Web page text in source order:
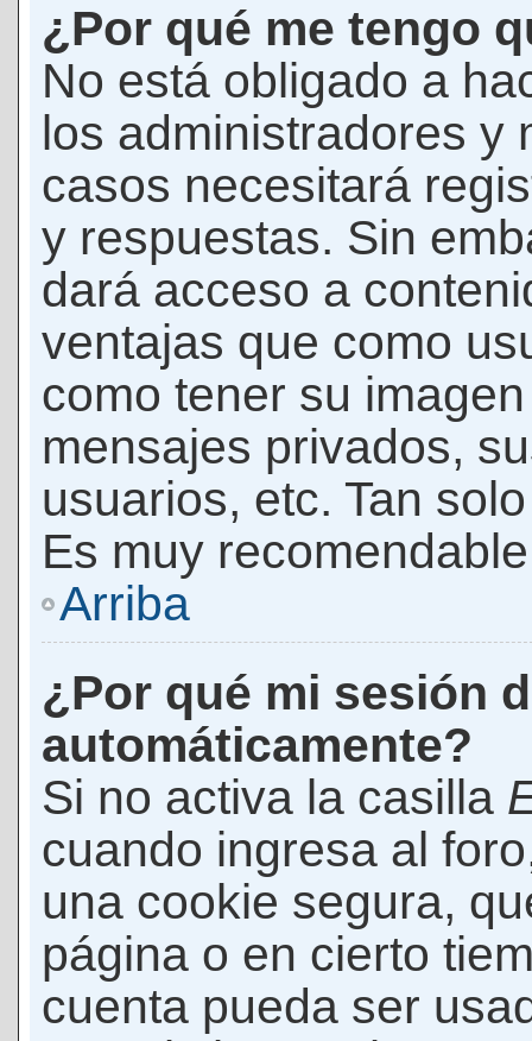
¿Por qué me tengo
No está obligado a
los administradores y
casos necesitará
y respuestas. Sin
dará acceso a
ventajas que como
como tener su
mensajes privados,
usuarios, etc. Tan
Es muy
Arriba
¿Por qué mi sesión
automáticamente?
Si no activa la casilla
cuando ingresa al
una cookie segura,
página o en cierto
cuenta pueda ser